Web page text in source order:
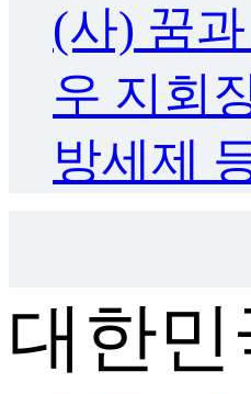
(사) 꿈
우 지회
방세제
대한